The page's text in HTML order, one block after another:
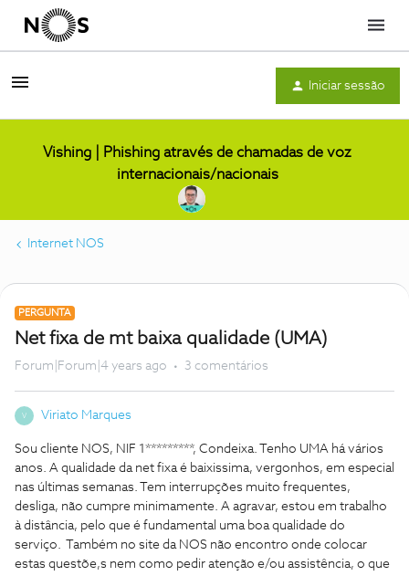
Menu
Iniciar sessão
Vishing | Phishing através de chamadas de voz
internacionais/nacionais
Internet NOS
PERGUNTA
Net fixa de mt baixa qualidade (UMA)
Forum|Forum|4 years ago 3 comentários
V Viriato Marques
Sou cliente NOS, NIF 1*********, Condeixa. Tenho UMA há vários
anos. A qualidade da net fixa é baixissima, vergonhos, em especial
nas últimas semanas. Tem interrupções muito frequentes,
desliga, não cumpre minimamente. A agravar, estou em trabalho
à distância, pelo que é fundamental uma boa qualidade do
serviço. Também no site da NOS não encontro onde colocar
estas questõe,s nem como pedir atenção e/ou assistência, o que